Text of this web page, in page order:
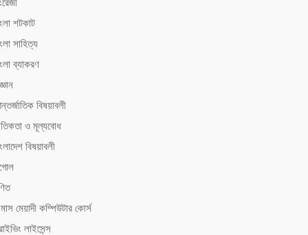
শটকাট
সাহিত্য
ব্যাকরণ
বিষয়াবলী
ও মূল্যবোধ
বিষয়াবলী
মেয়াদী কম্পিউটার কোর্স
লাইসেন্স